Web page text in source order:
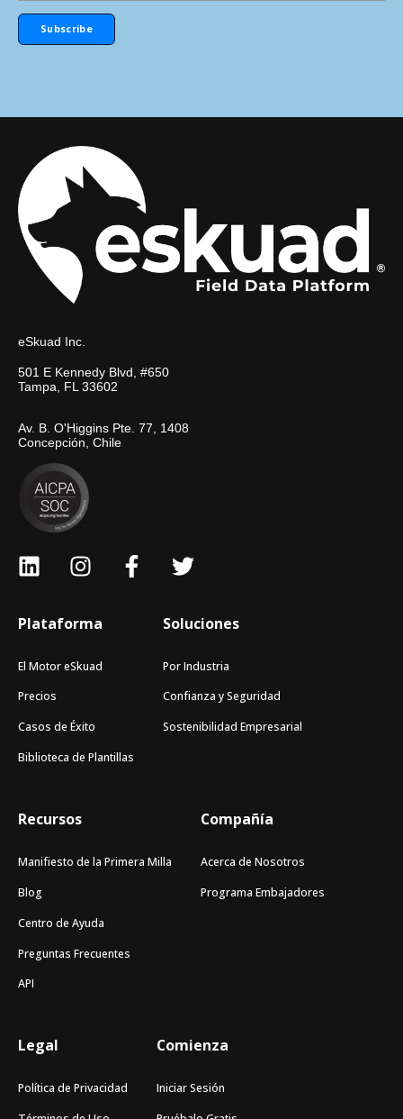
eSkuad Inc.
501 E Kennedy Blvd, #650
Tampa, FL 33602
Av. B. O'Higgins Pte. 77, 1408
Concepción, Chile
Plataforma
El Motor eSkuad
Precios
Casos de Éxito
Biblioteca de Plantillas
Soluciones
Por Industria
Confianza y Seguridad
Sostenibilidad Empresarial
Recursos
Manifiesto de la Primera Milla
Blog
Centro de Ayuda
Preguntas Frecuentes
API
Compañía
Acerca de Nosotros
Programa Embajadores
Legal
Política de Privacidad
Comienza
Iniciar Sesión